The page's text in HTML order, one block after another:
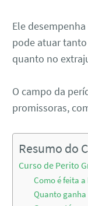
Ele
pode atuar
quanto no
O campo da
promissoras,
Resumo do
Curso de Perito
Como é feita
Quanto ganha